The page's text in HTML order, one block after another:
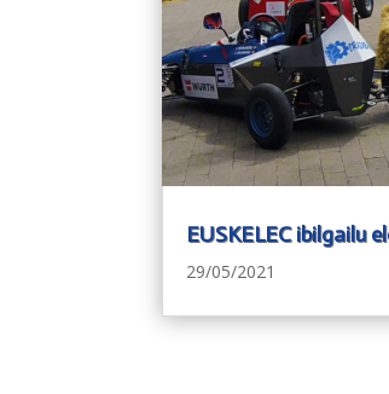
EUSKELEC ibilgailu
29/05/2021